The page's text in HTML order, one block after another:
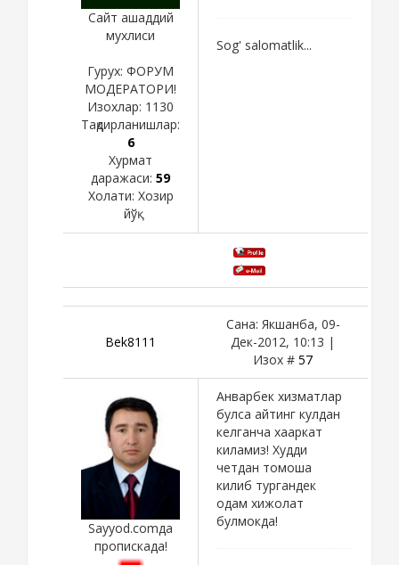
Сайт ашаддий
мухлиси
Гурух: ФОРУМ
МОДЕРАТОРИ!
Изохлар: 1130
Тақдирланишлар:
6
Хурмат
даражаси: 59
Холати: Хозир
йўқ
Sog' salomatlik...
Bek8111
Сана: Якшанба, 09-
Дек-2012, 10:13 |
Изох # 57
Sayyod.comда
пропискада!
Анварбек хизматлар
булса айтинг кулдан
келганча хааркат
киламиз! Худди
четдан томоша
килиб тургандек
одам хижолат
булмокда!